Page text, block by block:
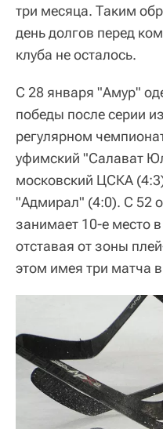
три месяца. Таким
день долгов перед
клуба не осталось.
С 28 января "Амур"
победы после серии
регулярном
уфимский "Салават
московский ЦСКА
"Адмирал" (4:0). С 52
занимает 10-е место
отставая от зоны
этом имея три матча